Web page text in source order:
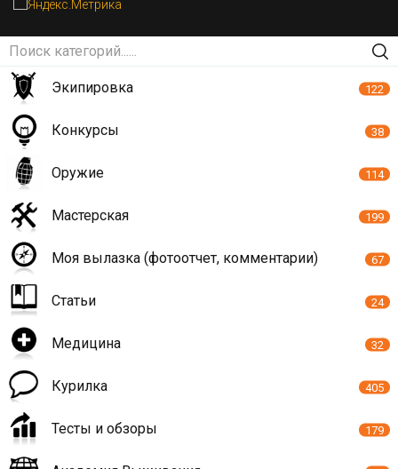
Экипировка 122
Конкурсы 38
Оружие 114
Мастерская 199
Моя вылазка (фотоотчет, комментарии) 67
Статьи 24
Медицина 32
Курилка 405
Тесты и обзоры 179